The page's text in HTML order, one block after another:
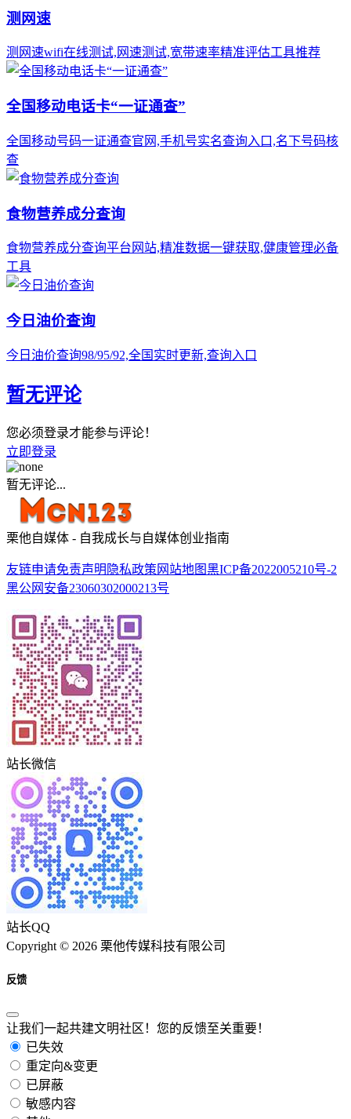
测网速
测网速wifi在线测试,网速测试,宽带速率精准评估工具推荐
全国移动电话卡“一证通查”
全国移动号码一证通查官网,手机号实名查询入口,名下号码核
查
食物营养成分查询
食物营养成分查询平台网站,精准数据一键获取,健康管理必备
工具
今日油价查询
今日油价查询98/95/92,全国实时更新,查询入口
暂无评论
您必须登录才能参与评论！
立即登录
暂无评论...
栗他自媒体 - 自我成长与自媒体创业指南
友链申请免责声明 隐私政策 网站地图黑ICP备2022005210号-2
黑公网安备23060302000213号
站长微信
站长QQ
Copyright © 2026 栗他传媒科技有限公司
反馈
让我们一起共建文明社区！您的反馈至关重要！
已失效
重定向&变更
已屏蔽
敏感内容